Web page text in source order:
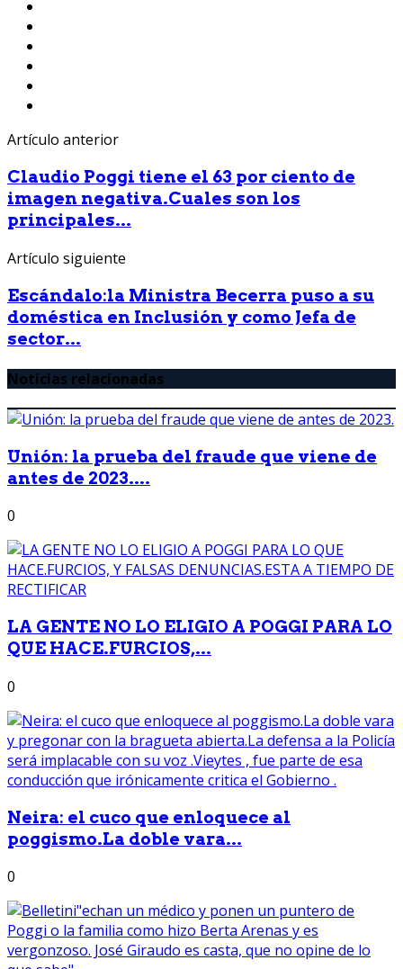
Artículo anterior
Claudio Poggi tiene el 63 por ciento de
imagen negativa.Cuales son los
principales...
Artículo siguiente
Escándalo:la Ministra Becerra puso a su
doméstica en Inclusión y como Jefa de
sector...
Noticias relacionadas
Unión: la prueba del fraude que viene de
antes de 2023....
0
LA GENTE NO LO ELIGIO A POGGI PARA LO
QUE HACE.FURCIOS,...
0
Neira: el cuco que enloquece al
poggismo.La doble vara...
0